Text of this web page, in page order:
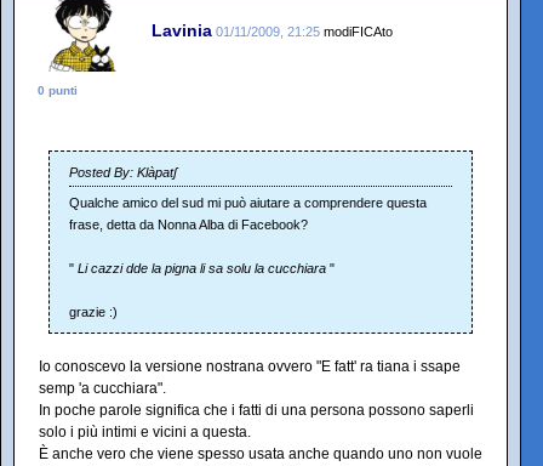
Lavinia 01/11/2009, 21:25 modiFICAto
0 punti
Posted By: Klàpatʃ
Qualche amico del sud mi può aiutare a comprendere questa
frase, detta da Nonna Alba di Facebook?
" Li cazzi dde la pigna li sa solu la cucchiara "
grazie :)
Io conoscevo la versione nostrana ovvero "E fatt' ra tiana i ssape
semp 'a cucchiara".
In poche parole significa che i fatti di una persona possono saperli
solo i più intimi e vicini a questa.
È anche vero che viene spesso usata anche quando uno non vuole